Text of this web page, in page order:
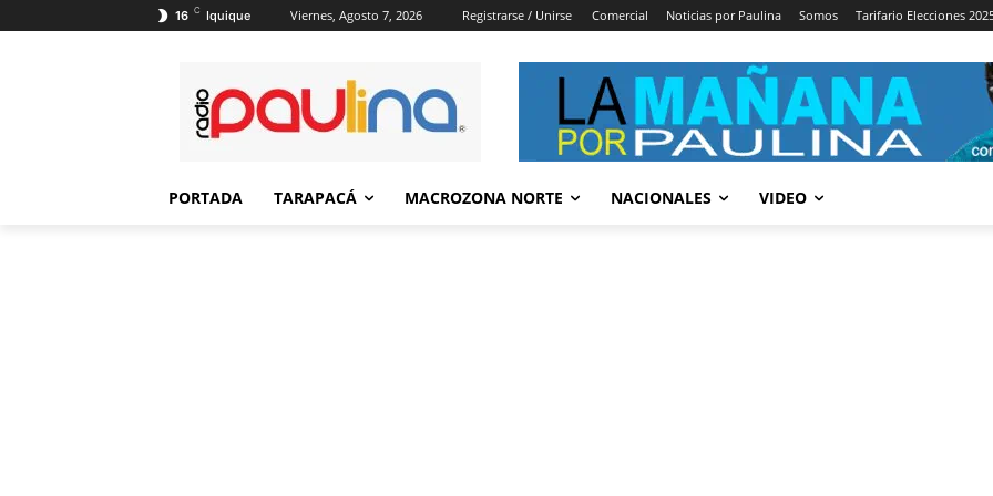
16 C Iquique Viernes, Agosto 7, 2026 Registrarse / Unirse Comercial Noticias por Paulina Somos Tarifario Elecciones
PORTADA TARAPACÁ MACROZONA NORTE NACIONALES VIDEO